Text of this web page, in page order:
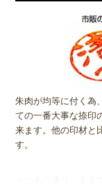
朱肉が均等に付く為
ての一番大事な捺印
来ます。他の印材と
す。
その名の通り、ま